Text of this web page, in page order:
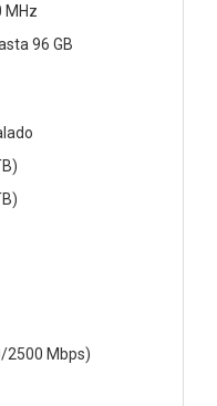
MHz
96 GB
2500 Mbps)